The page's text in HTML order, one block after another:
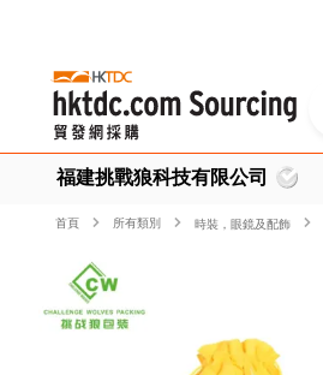
福建挑戰狼科技有限公司
首頁 所有類別 時裝，眼鏡及配飾